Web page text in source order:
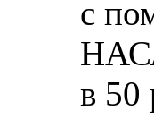
с
в 50